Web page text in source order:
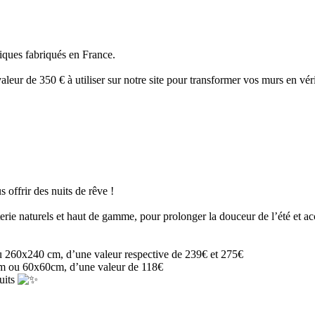
fabriqués en France.
de 350 € à utiliser sur notre site pour transformer vos murs en
offrir des nuits de rêve !
naturels et haut de gamme, pour prolonger la douceur de l’été et
cm, d’une valeur respective de 239€ et 275€
ou 60x60cm, d’une valeur de 118€